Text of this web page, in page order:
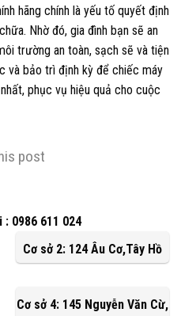
hãng chính là yếu tố quyết định
Nhờ đó, gia đình bạn sẽ an
trường an toàn, sạch sẽ và tiện
và bảo trì định kỳ để chiếc máy
phục vụ hiệu quả cho cuộc
post
0986 611 024
Cơ sở 2: 124 Âu Cơ,Tây Hồ
Cơ sở 4: 145 Nguyễn Văn Cừ,